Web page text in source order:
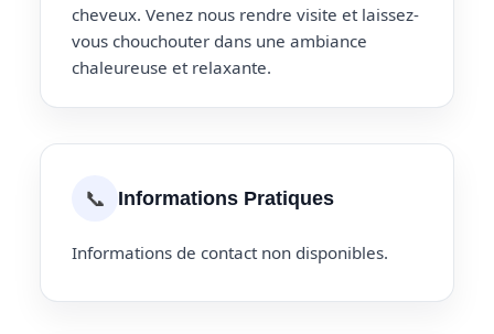
cheveux. Venez nous rendre visite et laissez-
vous chouchouter dans une ambiance
chaleureuse et relaxante.
📞 Informations Pratiques
Informations de contact non disponibles.